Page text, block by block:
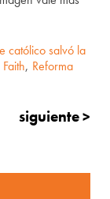
católico salvó la
, Reforma
siguiente >